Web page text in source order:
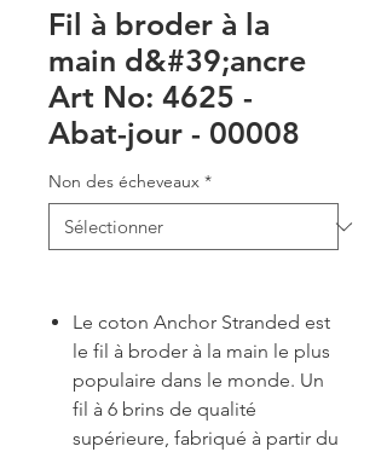
Fil à broder à la
main d&#39;ancre
Art No: 4625 -
Abat-jour - 00008
Non des écheveaux *
Le coton Anchor Stranded est
le fil à broder à la main le plus
populaire dans le monde. Un
fil à 6 brins de qualité
supérieure, fabriqué à partir du